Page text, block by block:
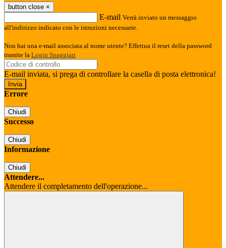
button close ×
E-mail Verrà inviato un messaggio
all'indirizzo indicato con le istruzioni necessarie.
Non hai una e-mail associata al nome utente? Effettua il reset della password
tramite la Login Spaggiari
E-mail inviata, si prega di controllare la casella di posta elettronica!
Errore
Chiudi
Successo
Chiudi
Informazione
Chiudi
Attendere...
Attendere il completamento dell'operazione...